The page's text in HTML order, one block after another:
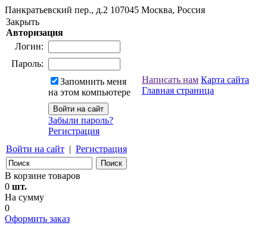
Панкратьевский пер., д.2 107045 Москва, Россия
Закрыть
Авторизация
Логин:
Пароль:
Запомнить меня
на этом компьютере
Забыли пароль?
Регистрация
Войти на сайт | Регистрация
Написать нам Карта сайта
Главная страница
В корзине товаров
0 шт.
На сумму
0
Оформить заказ